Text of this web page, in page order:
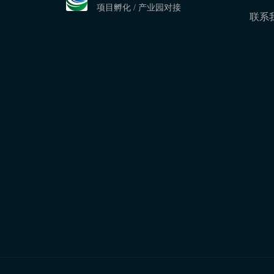
项目孵化 / 产业园对接
联系